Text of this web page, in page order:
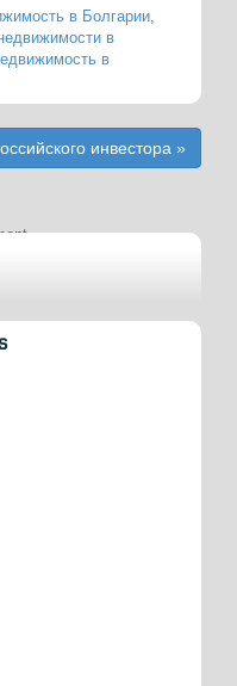
в Болгарии,
в
в
инвестора »